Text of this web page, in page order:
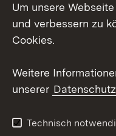
Social Wall
Youtube
Kontakt
Barrierefreiheit
Um unsere
und verbessern zu
Cookies.
Weitere
unserer
Technisch